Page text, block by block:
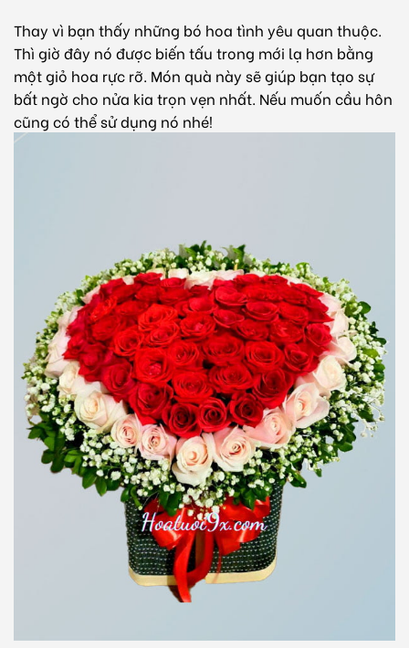
Thay vì bạn thấy những bó hoa tình yêu quan thuộc.
Thì giờ đây nó được biến tấu trong mới lạ hơn bằng
mộtgiỏ hoa rực rỡ. Món quà này sẽ giúp bạn tạo sự
bất ngờ cho nửa kia trọn vẹn nhất. Nếu muốn cầu hôn
cũng có thể sử dụng nó nhé!